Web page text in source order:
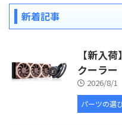
新着記事
【新入
クーラー
2026/8/1
パーツの選